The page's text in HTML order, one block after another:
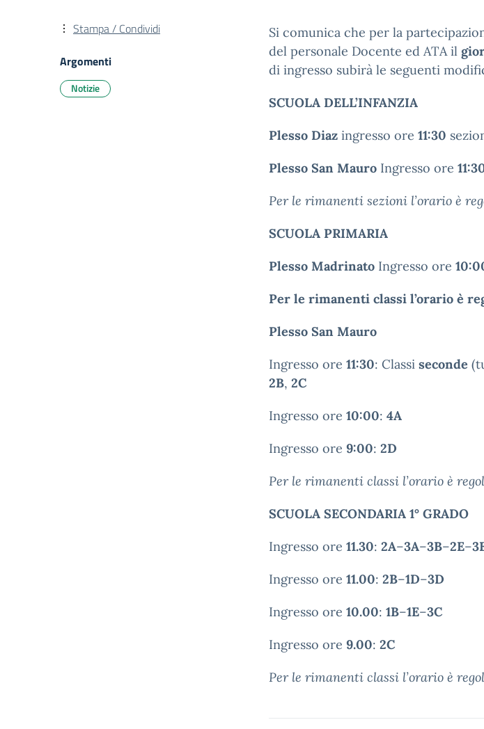
Si comunica che per la
del personale Docente ed ATA il
di ingresso subirà le seguenti
SCUOLA DELL’INFANZIA
Plesso Diaz ingresso ore 11:30
Plesso San Mauro Ingresso ore
Per le rimanenti sezioni l’orario è
SCUOLA PRIMARIA
Plesso Madrinato Ingresso ore
Per le rimanenti classi l’orario è
Plesso San Mauro
Ingresso ore 11:30: Classi seconde
2B, 2C
Ingresso ore 10:00: 4A
Ingresso ore 9:00: 2D
Per le rimanenti classi l’orario è
SCUOLA SECONDARIA 1° GRADO
Ingresso ore 11.30: 2A–3A–3B–2E–
Ingresso ore 11.00: 2B–1D–3D
Ingresso ore 10.00: 1B–1E–3C
Ingresso ore 9.00: 2C
Per le rimanenti classi l’orario è
Stampa / Condividi
Argomenti
Notizie